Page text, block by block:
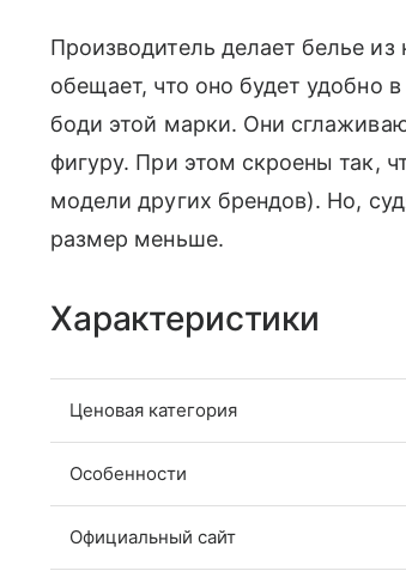
Производитель делает белье
обещает, что оно будет удобно
боди этой марки. Они
фигуру. При этом скроены так,
модели других брендов). Но,
размер меньше.
Характеристики
Ценовая категория
Особенности
Официальный сайт